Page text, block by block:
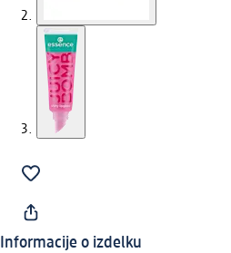
Informacije o izdelku